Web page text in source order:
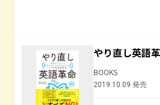
やり直し英語
BOOKS
2019.10.09 発売